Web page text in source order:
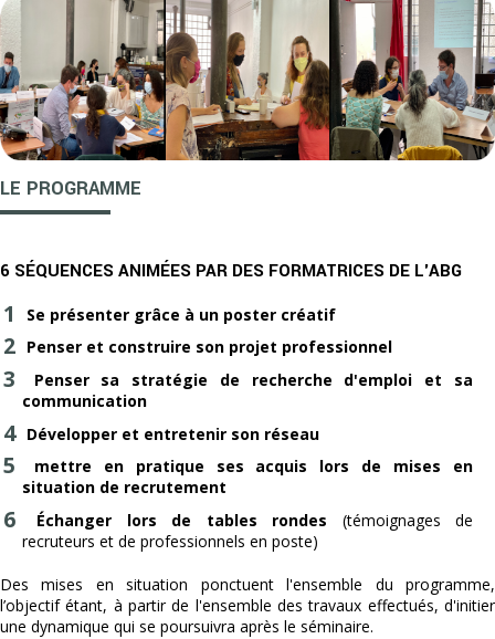
LE PROGRAMME
6 SÉQUENCES ANIMÉES PAR DES FORMATRICES DE L'ABG
Se présenter grâce à un poster créatif
Penser et construire son projet professionnel
Penser sa stratégie de recherche d'emploi et sa
communication
Développer et entretenir son réseau
mettre en pratique ses acquis lors de mises en
situation de recrutement
Échanger lors de tables rondes (témoignages de
recruteurs et de professionnels en poste)
Des mises en situation ponctuent l'ensemble du programme,
l’objectif étant, à partir de l'ensemble des travaux effectués, d'initier
une dynamique qui se poursuivra après le séminaire.